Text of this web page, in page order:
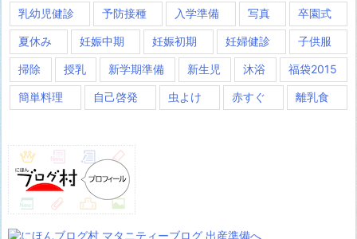
乳幼児健診 予防接種 入学準備 写真 卒園式
夏休み 妊娠中期 妊娠初期 妊婦健診 子供服
掃除 授乳 新学期準備 新生児 沐浴 福袋2015
簡単料理 自己啓発 虫よけ 赤すぐ 離乳食